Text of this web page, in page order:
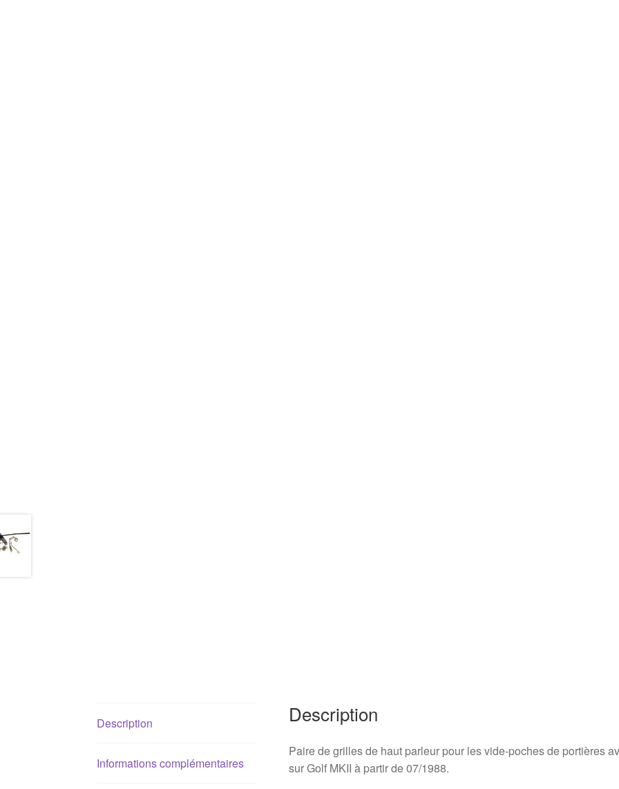
Description
Informations complémentaires
Description
Paire de grilles de haut parleur pour les vide-poches de portières
sur Golf MKII à partir de 07/1988.